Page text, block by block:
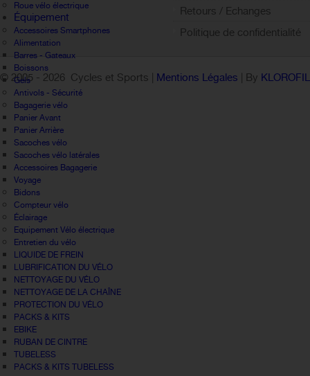
Roue vélo électrique
Équipement
Accessoires Smartphones
Alimentation
Barres - Gateaux
Boissons
Gels
Antivols - Sécurité
Bagagerie vélo
Panier Avant
Panier Arrière
Sacoches vélo
Sacoches vélo latérales
Accessoires Bagagerie
Voyage
Bidons
Compteur vélo
Éclairage
Equipement Vélo électrique
Entretien du vélo
LIQUIDE DE FREIN
LUBRIFICATION DU VÉLO
NETTOYAGE DU VÉLO
NETTOYAGE DE LA CHAÎNE
PROTECTION DU VÉLO
PACKS & KITS
EBIKE
RUBAN DE CINTRE
TUBELESS
PACKS & KITS TUBELESS
Retours / Echanges
Politique de confidentialité
© 2005 - 2026 Cycles et Sports | Mentions Légales | By